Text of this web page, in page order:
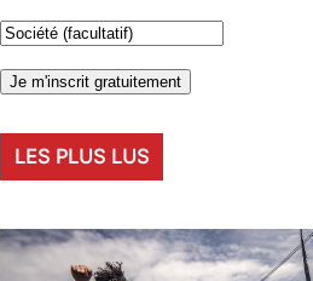
LES PLUS LUS